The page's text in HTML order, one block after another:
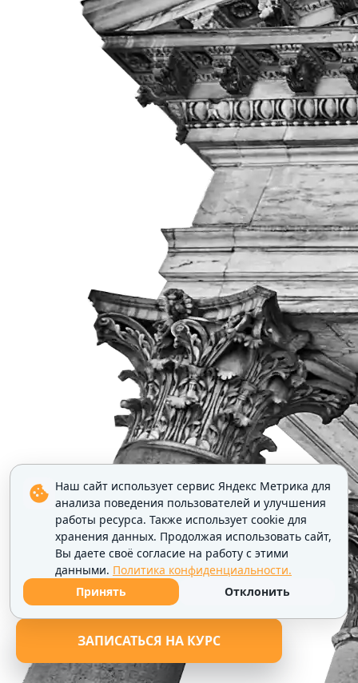
ЗАПИСАТЬСЯ НА КУРС
Наш сайт использует сервис Яндекс Метрика для
анализа поведения пользователей и улучшения
работы ресурса. Также использует cookie для
хранения данных. Продолжая использовать сайт,
Вы даете своё согласие на работу с этими
данными. Политика конфиденциальности.
Принять
Отклонить